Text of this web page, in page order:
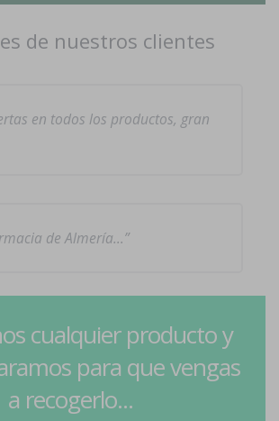
de nuestros clientes
en todos los productos, gran
de Almería…
cualquier producto y
para que vengas
a recogerlo...